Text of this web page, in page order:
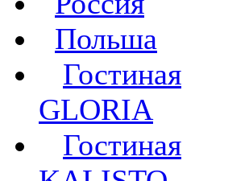
Польша
Гостиная
GLORIA
Гостиная